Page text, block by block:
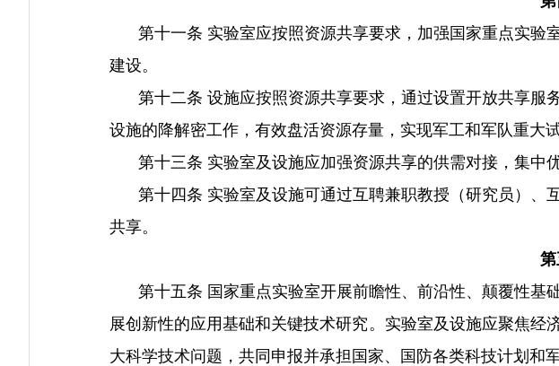
第十一条 实验室应按照资源共享要求，加强国家重点实验
建设。
第十二条 设施应按照资源共享要求，通过设置开放共享服
设施的降解密工作，有效盘活资源存量，实现军工和军队重大
第十三条 实验室及设施应加强资源共享的供需对接，集中
第十四条 实验室及设施可通过互聘兼职教授（研究员）、
共享。
第十五条 国家重点实验室开展前瞻性、前沿性、颠覆性基
展创新性的应用基础和关键技术研究。实验室及设施应聚焦
大科学技术问题，共同申报并承担国家、国防各类科技计划和